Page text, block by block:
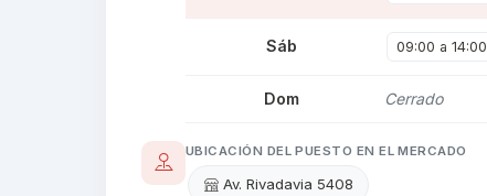
Sáb 09:00 a 14:00
Dom Cerrado
UBICACIÓN DEL PUESTO EN EL MERCADO
Av. Rivadavia 5408